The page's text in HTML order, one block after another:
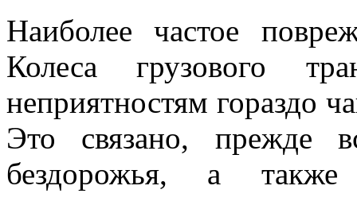
Наиболее частое
Колеса грузового
неприятностям гораздо
Это связано, прежде
бездорожья, а